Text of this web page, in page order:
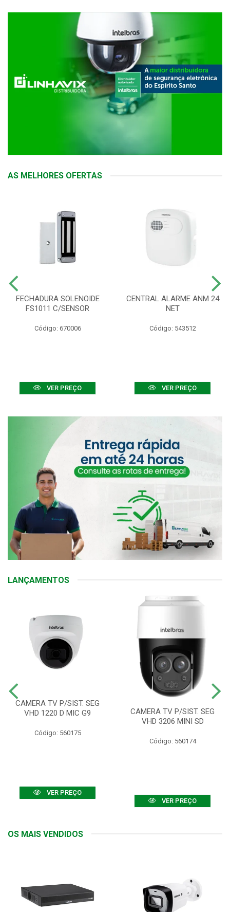
AS MELHORES OFERTAS
FECHADURA SOLENOIDE
FS1011 C/SENSOR
Código: 670006
VER PREÇO
CENTRAL ALARME ANM 24
NET
Código: 543512
VER PREÇO
LANÇAMENTOS
CAMERA TV P/SIST. SEG
VHD 1220 D MIC G9
Código: 560175
VER PREÇO
CAMERA TV P/SIST. SEG
VHD 3206 MINI SD
Código: 560174
VER PREÇO
OS MAIS VENDIDOS